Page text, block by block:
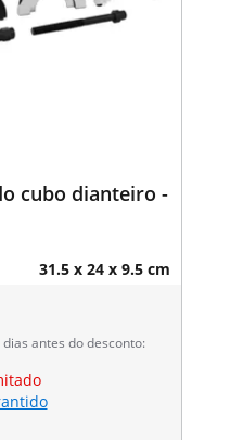
cubo dianteiro -
31.5 x 24 x 9.5 cm
antes do desconto: